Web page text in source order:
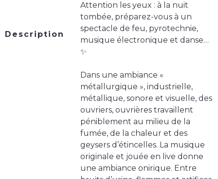
Description
Attention les yeux : à la nuit
tombée, préparez-vous à un
spectacle de feu, pyrotechnie,
musique électronique et danse…
✨
Dans une ambiance «
métallurgique », industrielle,
métallique, sonore et visuelle, des
ouvriers, ouvrières travaillent
péniblement au milieu de la
fumée, de la chaleur et des
geysers d’étincelles. La musique
originale et jouée en live donne
une ambiance onirique. Entre